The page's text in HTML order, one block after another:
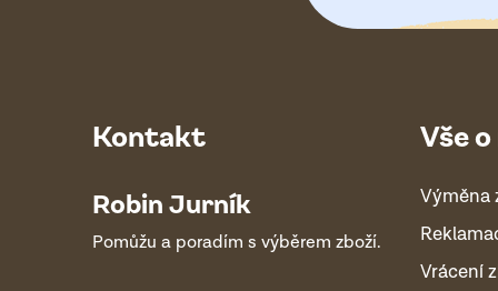
Kontakt
Robin Jurník
Pomůžu a poradím s výběrem zboží.
Vše
Výměna
Vrácení